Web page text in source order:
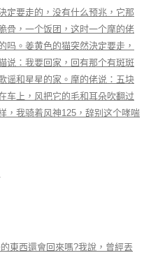
定要走的，没有什么预兆，它那
骨，一个饭团，这时一个摩的佬
吗。姜黄色的猫突然決定要走，
说：我要回家，回有那个有斑斑
谣和星星的家。摩的佬说：五块
车上，风把它的毛和耳朵吹翻过
，我骑着风神125，辞别这个哮喘
東西還會回來嗎?我說，曾經丟